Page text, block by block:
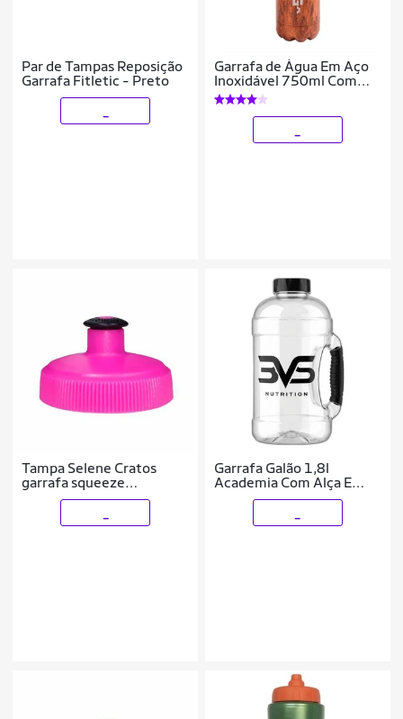
Par de Tampas Reposição
Garrafa Fitletic - Preto
Garrafa de Água Em Aço
Inoxidável 750ml Com
Tampa Rosqueável
Squeeze Academia
Escritório
Tampa Selene Cratos
garrafa squeeze
caramanholas
Garrafa Galão 1,8l
Academia Com Alça E
Tampa Transparente